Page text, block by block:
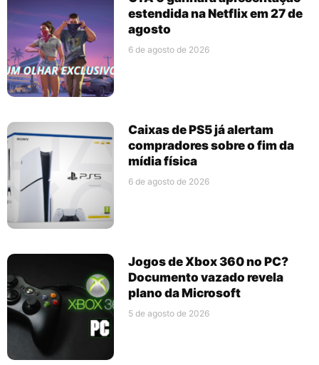
estendida na Netflix em 27 de
agosto
6 de agosto de 2026
Caixas de PS5 já alertam
compradores sobre o fim da
mídia física
6 de agosto de 2026
Jogos de Xbox 360 no PC?
Documento vazado revela
plano da Microsoft
5 de agosto de 2026